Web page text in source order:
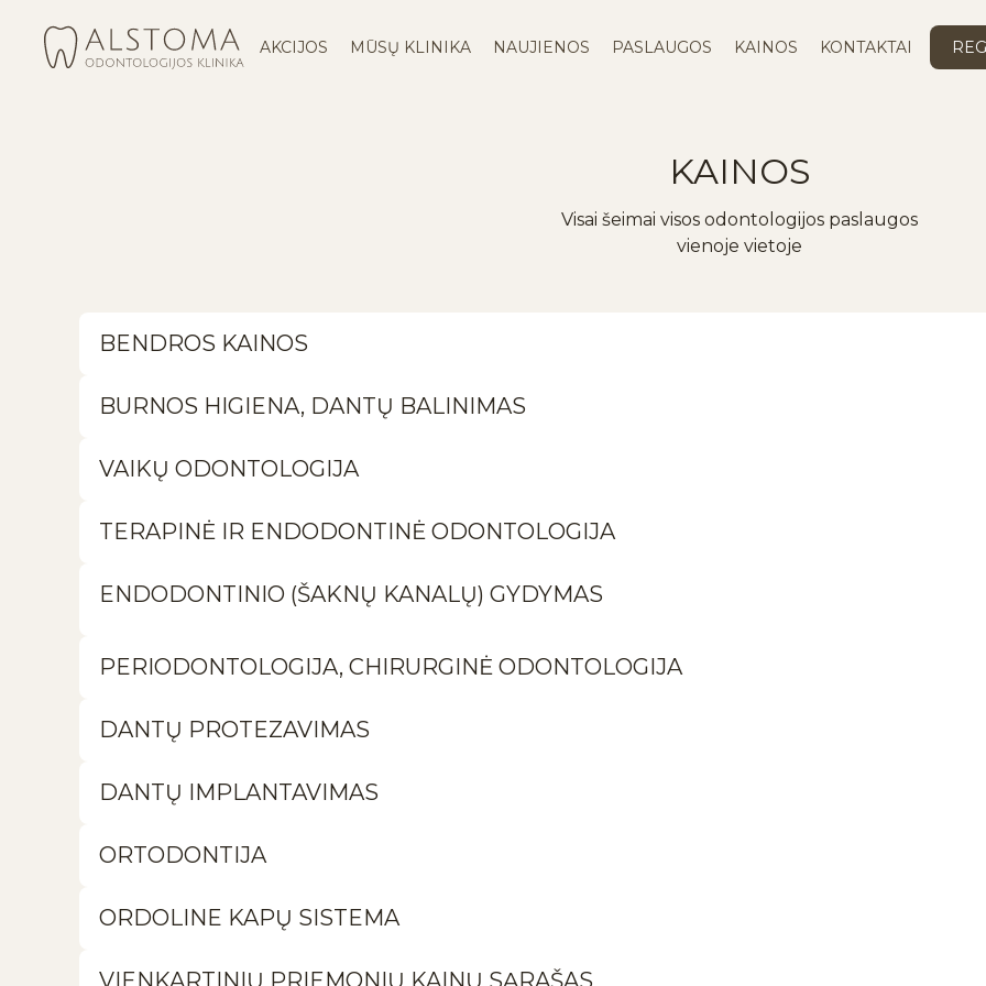
AKCIJOS MŪSŲ KLINIKA NAUJIENOS PASLAUGOS KAINOS KONTAKTAI
KAINOS
Visai šeimai visos odontologijos paslaugos
vienoje vietoje
BENDROS KAINOS
BURNOS HIGIENA, DANTŲ BALINIMAS
VAIKŲ ODONTOLOGIJA
TERAPINĖ IR ENDODONTINĖ ODONTOLOGIJA
ENDODONTINIO (ŠAKNŲ KANALŲ) GYDYMAS
PERIODONTOLOGIJA, CHIRURGINĖ ODONTOLOGIJA
DANTŲ PROTEZAVIMAS
DANTŲ IMPLANTAVIMAS
ORTODONTIJA
ORDOLINE KAPŲ SISTEMA
VIENKARTINIŲ PRIEMONIŲ KAINŲ SĄRAŠAS